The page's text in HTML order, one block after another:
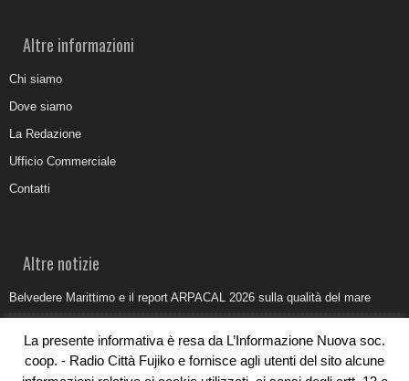
Altre informazioni
Chi siamo
Dove siamo
La Redazione
Ufficio Commerciale
Contatti
Altre notizie
Belvedere Marittimo e il report ARPACAL 2026 sulla qualità del mare
Umidità di risalita in casa, come riconoscere i segnali veri
La presente informativa è resa da L’Informazione Nuova soc.
coop. - Radio Città Fujiko e fornisce agli utenti del sito alcune